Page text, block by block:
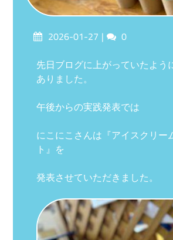
Posted2026-01-27 Comments
0
先日ブログに上がっていたよう
ありました。
午後からの実践発表では
にこにこさんは『アイスクリー
ト』を
発表させていただきました。